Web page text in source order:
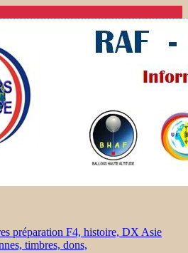
préparation F4, histoire, DX Asie
timbres, dons,